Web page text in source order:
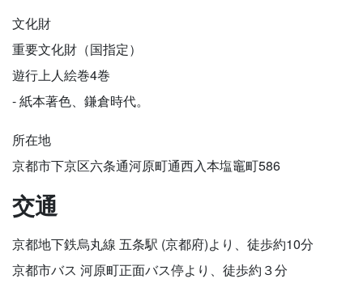
文化財
重要文化財（国指定）
遊行上人絵巻4巻
- 紙本著色、鎌倉時代。
所在地
京都市下京区六条通河原町通西入本塩竈町586
交通
京都地下鉄烏丸線 五条駅 (京都府)より、徒歩約10分
京都市バス 河原町正面バス停より、徒歩約３分